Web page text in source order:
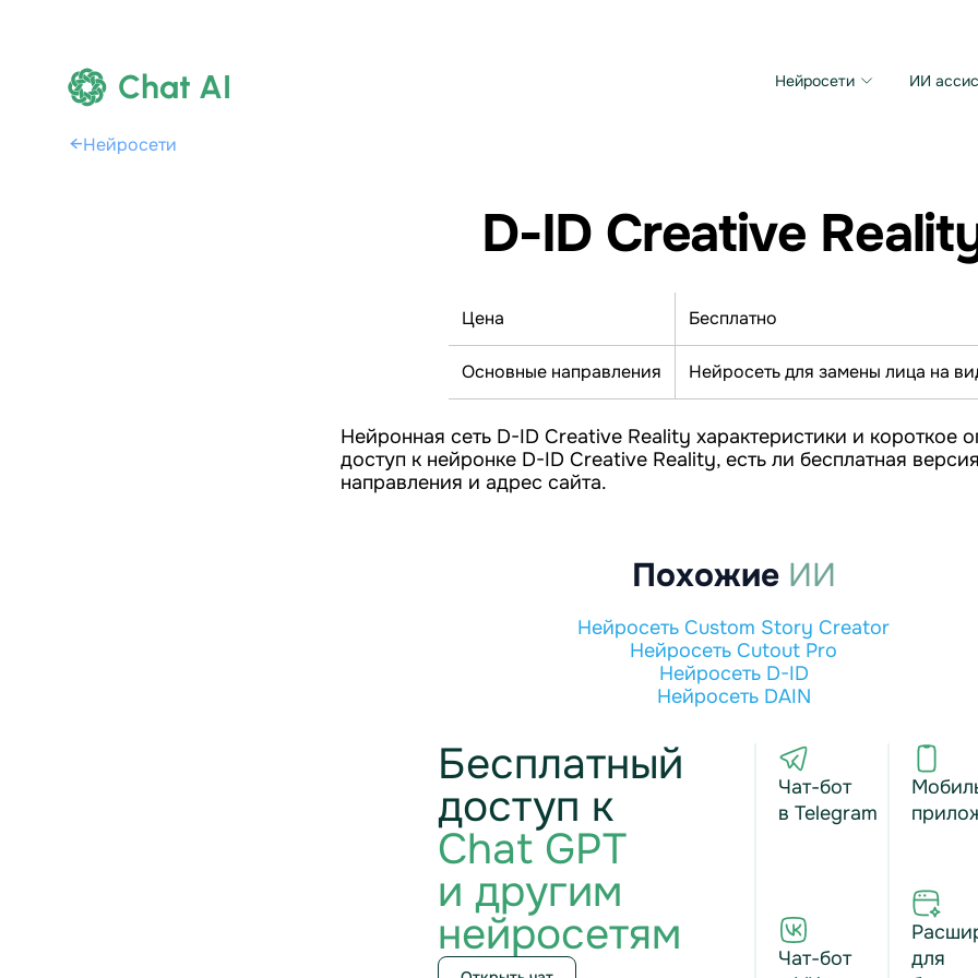
Chat AI Нейросети ИИ
←Нейросети
D-ID Creative
Цена Бесплатно
Основные направления Нейросеть для замены лица на
Нейронная сеть D-ID Creative Reality характеристики и короткое
доступ к нейронке D-ID Creative Reality, есть ли бесплатная
направления и адрес сайта.
Похожие ИИ
Нейросеть Custom Story Creator
Нейросеть Cutout Pro
Нейросеть D-ID
Нейросеть DAIN
Бесплатный
доступ к
Chat GPT
и другим
нейросетям
Чат-бот
в Telegram
Чат-бот
для